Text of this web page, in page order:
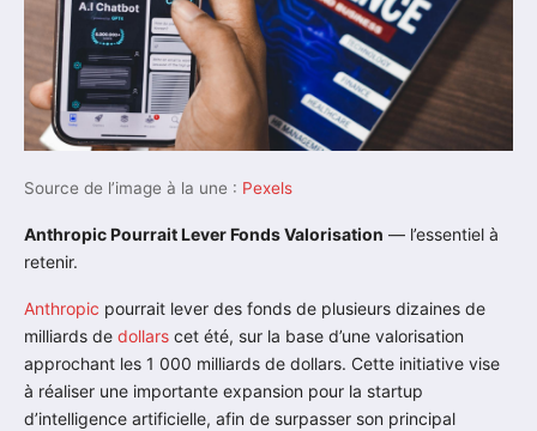
Source de l’image à la une : Pexels
Anthropic Pourrait Lever Fonds Valorisation — l’essentiel à
retenir.
Anthropic pourrait lever des fonds de plusieurs dizaines de
milliards de dollars cet été, sur la base d’une valorisation
approchant les 1 000 milliards de dollars. Cette initiative vise
à réaliser une importante expansion pour la startup
d’intelligence artificielle, afin de surpasser son principal